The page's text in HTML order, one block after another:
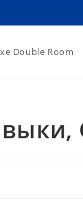
Double Room